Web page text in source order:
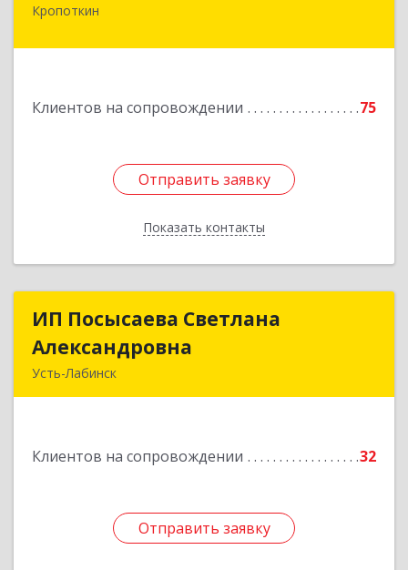
Кропоткин
Клиентов на сопровождении 75
Отправить заявку
Показать контакты
352395, Краснодарский край, Кавказский р-н,
Отправить заявку
Назад
ИП Посысаева Светлана
Александровна
Усть-Лабинск
Клиентов на сопровождении 32
Отправить заявку
ИП Посысаева Светлана
Подробнее
Отправить заявку